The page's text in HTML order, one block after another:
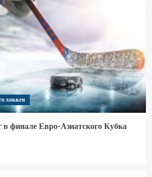
хоккея
в финале Евро-Азиатского Кубка